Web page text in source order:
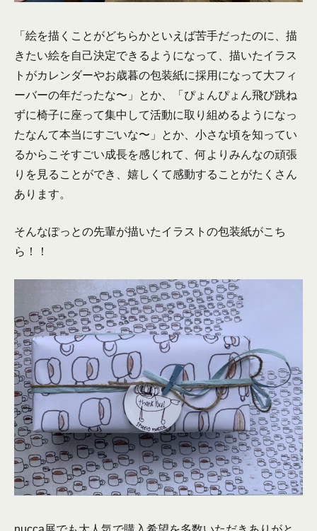
「絵を描くことがどちらかといえば苦手だったのに、描
きたい絵を自己決定できるようになって、描いたイラス
トがカレンダーやお歳暮の包装紙に採用になって大フィ
ーバーの年だったな〜」とか、「ぴょんぴょん飛び跳ね
ずに椅子に座って集中して活動に取り組めるようになっ
たなんて本当にすごいな〜」とか、小さな頃を知ってい
るからこそすごい成長を感じれて、何よりみんなの頑張
りを見ることができ、嬉しくて感動することがたくさん
あります。
そんなぽっとの先輩が描いたイラストの包装紙がこち
ら！！